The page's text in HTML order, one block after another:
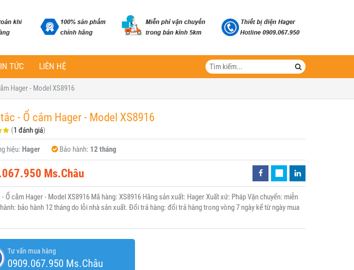
TỨC LIÊN HỆ
Hager - Model XS8916
- Ổ cắm Hager - Model XS8916
(1 đánh giá)
hiệu: Hager Bảo hành: 12 tháng
Ms.Châu
Ổ cắm Hager - Model XS8916 Mã hàng: XS8916 Hãng sản xuất: Hager Xuất xứ: Pháp Vận chuyển: miễn
bảo hành 12 tháng do lỗi nhà sản xuất. Đổi trả hàng: đổi trả hàng trong vòng 7 ngày kể từ ngày mua
Tư vấn mua hàng
0909.067.950 Ms.Châu